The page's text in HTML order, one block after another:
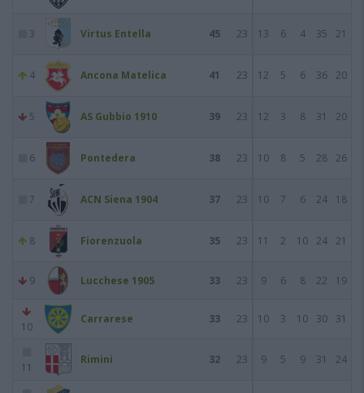
3 Virtus Entella 45 23 13 6 4 35 21
4 Ancona Matelica 41 23 12 5 6 36 20
5 AS Gubbio 1910 39 23 12 3 8 31 20
6 Pontedera 38 23 10 8 5 28 26
7 ACN Siena 1904 37 23 10 7 6 24 18
8 Fiorenzuola 35 23 11 2 10 24 21
9 Lucchese 1905 33 23 9 6 8 22 19
10
Carrarese 33 23 10 3 10 30 31
11
Rimini 32 23 9 5 9 31 24